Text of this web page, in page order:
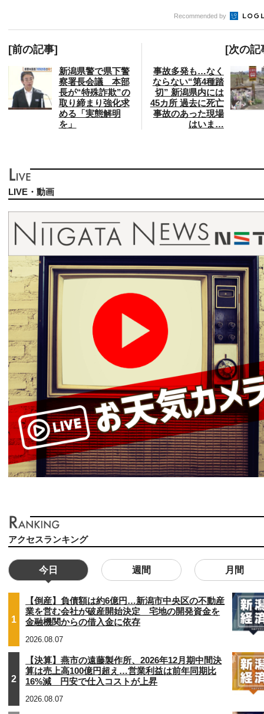
Recommended by
[前の記事]
新潟県警で県下警
察署長会議 本部
長が“特殊詐欺”の
取り締まり強化求
める「実態解明
を」
[次の記
事故多発も…なく
ならない“第4種踏
切” 新潟県内には
45カ所 過去に死亡
事故のあった現場
はいま…
LIVE・動画
アクセスランキング
今日 週間 月間
1
【倒産】負債額は約6億円…新潟市中央区の不動産
業を営む会社が破産開始決定 宅地の開発資金を
金融機関からの借入金に依存
2026.08.07
2
【決算】燕市の遠藤製作所、2026年12月期中間決
算は売上高100億円超え…営業利益は前年同期比
16%減 円安で仕入コストが上昇
2026.08.07